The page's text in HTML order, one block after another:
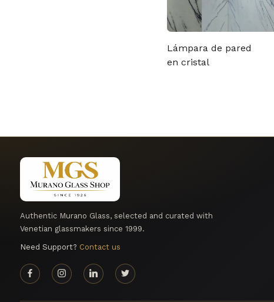
Lámpara de pared
en cristal
Authentic Murano Glass, selected and curated with
Venetian glassmakers since 1999.
Need Support? Contact us